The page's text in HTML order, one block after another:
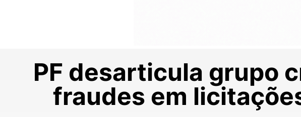
PF desarticula grupo
fraudes em